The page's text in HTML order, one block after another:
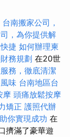
台南搬家公司，
，為你提供解
捷 如何辦理柬
務規劃 在20世
務，徹底清潔
味 台南地區台
摩 頭痛放鬆按摩
矯正 護照代辦
你實現成功 在
擠滿了豪華遊